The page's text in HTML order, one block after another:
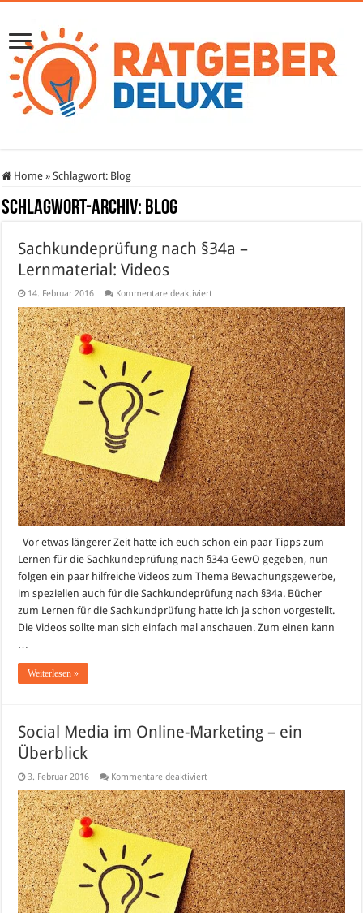
Home » Schlagwort: Blog
Schlagwort-Archiv: Blog
Sachkundeprüfung nach §34a –
Lernmaterial: Videos
14. Februar 2016 Kommentare deaktiviertfür
nach
§34a
–
Lernmaterial:
Videos
Vor etwas längerer Zeit hatte ich euch schon ein paar Tipps zum
Lernen für die Sachkundeprüfung nach §34a GewO gegeben, nun
folgen ein paar hilfreiche Videos zum Thema Bewachungsgewerbe,
im speziellen auch für die Sachkundeprüfung nach §34a. Bücher
zum Lernen für die Sachkundprüfung hatte ich ja schon vorgestellt.
Die Videos sollte man sich einfach mal anschauen. Zum einen kann
Weiterlesen »
Social Media im Online-Marketing – ein
Überblick
3. Februar 2016 Kommentare deaktiviertfür
Media
im
Online-
Marketing
–
ein
Überblick